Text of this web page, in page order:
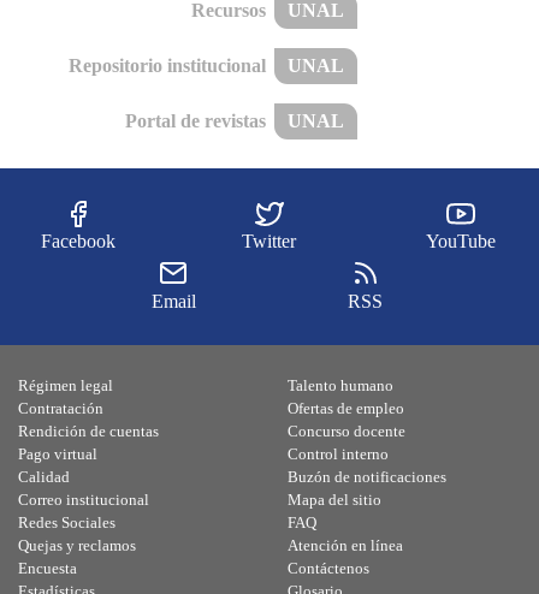
Recursos UNAL
Repositorio institucional UNAL
Portal de revistas UNAL
Facebook Twitter YouTube
Email RSS
Régimen legal
Contratación
Rendición de cuentas
Pago virtual
Calidad
Talento humano
Ofertas de empleo
Concurso docente
Control interno
Buzón de notificaciones
Correo institucional
Redes Sociales
Quejas y reclamos
Encuesta
Mapa del sitio
FAQ
Atención en línea
Contáctenos